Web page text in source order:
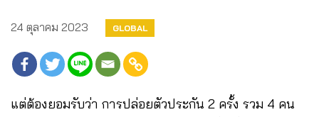
24 ตุลาคม 2023 GLOBAL
แต่ต้องยอมรับว่า การปล่อยตัวประกัน 2 ครั้ง รวม 4 คน